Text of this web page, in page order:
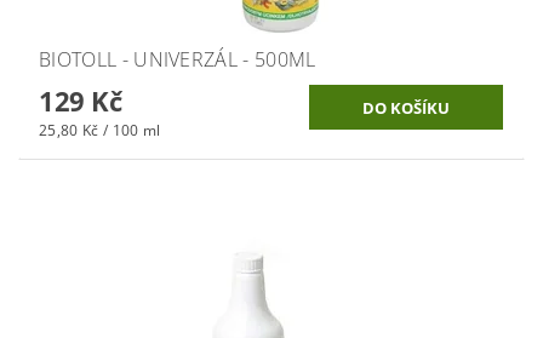
BIOTOLL - UNIVERZÁL - 500ML
129 Kč
25,80 Kč / 100 ml